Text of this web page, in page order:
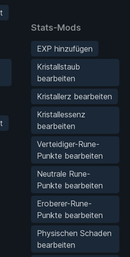
Stats-Mods
EXP hinzufügen
Kristallstaub
bearbeiten
Kristallerz bearbeiten
Kristallessenz
bearbeiten
Verteidiger-Rune-
Punkte bearbeiten
Neutrale Rune-
Punkte bearbeiten
Eroberer-Rune-
Punkte bearbeiten
Physischen Schaden
bearbeiten